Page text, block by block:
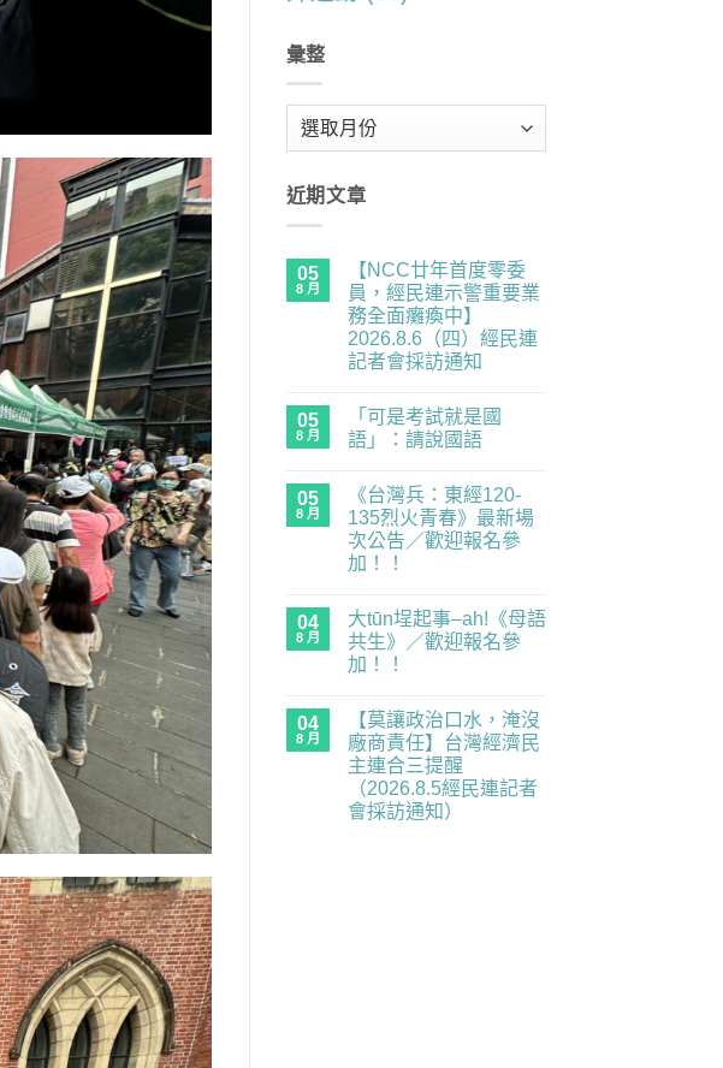
彙整
近期文章
05
8 月
【NCC廿年首度零委
員，經民連示警重要業
務全面癱瘓中】
2026.8.6（四）經民連
記者會採訪通知
年
首
委
員，
經
民
連
示
要
業
務
全
中】
2026.8.6（四）
經
民
記
者
言
05
8 月
「可是考試就是國
語」：請說國語
是
考
試
就
是
國
說
國
語〉
中
留
言
05
8 月
《台灣兵：東經120-
135烈火青春》最新場
次公告／歡迎報名參
加！！
灣
兵：
東
經
青
春》
最
場
次
留
言
04
8 月
大tūn埕起事–ah!《母語
共生》／歡迎報名參
加！！
tūn
埕
起
事
ah!
《母
言
04
8 月
【莫讓政治口水，淹沒
廠商責任】台灣經濟民
主連合三提醒
（2026.8.5經民連記者
會採訪通知）